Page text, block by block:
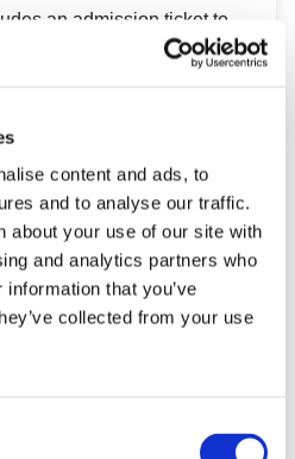
content and ads, to
and to analyse our traffic.
about your use of our site with
and analytics partners who
that you’ve
collected from your use
an admission ticket to
GINZA and a 24-hour Tokyo
& SUBWAY PASS] Tokyo
Ticket (One-
Trip) from Haneda
Airport + Tokyo Subway
Narita Airport and a Tokyo